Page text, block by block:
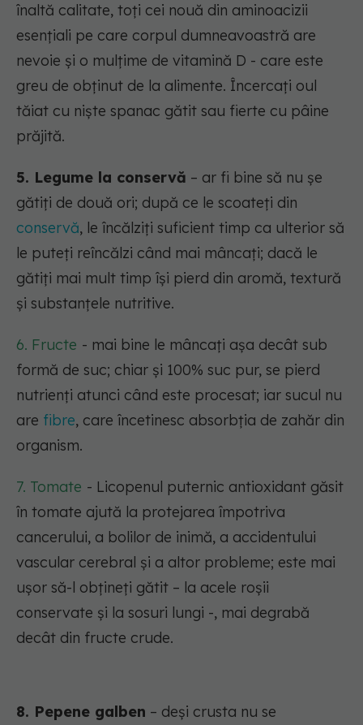
înaltă calitate, toți cei nouă din aminoacizii
esențiali pe care corpul dumneavoastră are
nevoie și o mulțime de vitamină D - care este
greu de obținut de la alimente. Încercați oul
tăiat cu niște spanac gătit sau fierte cu pâine
prăjită.
5. Legume la conservă – ar fi bine să nu șe
gătiți de două ori; după ce le scoateți din
conservă, le încălziți suficient timp ca ulterior să
le puteți reîncălzi când mai mâncați; dacă le
gătiți mai mult timp își pierd din aromă, textură
și substanțele nutritive.
6. Fructe - mai bine le mâncați așa decât sub
formă de suc; chiar și 100% suc pur, se pierd
nutrienți atunci când este procesat; iar sucul nu
are fibre, care încetinesc absorbția de zahăr din
organism.
7. Tomate - Licopenul puternic antioxidant găsit
în tomate ajută la protejarea împotriva
cancerului, a bolilor de inimă, a accidentului
vascular cerebral și a altor probleme; este mai
ușor să-l obțineți gătit – la acele roșii
conservate și la sosuri lungi -, mai degrabă
decât din fructe crude.
8. Pepene galben – deși crusta nu se